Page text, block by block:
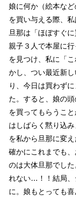
娘に何か（絵本など
を買い与える際、
旦那は「ほぼすぐ
親子３人で本屋に
を見つけ、私に「
かし、つい最近新
り、今日は買わず
た。すると、娘の
を買ってもらうこ
はしばらく黙り込
を私から旦那に変え
確かにこれまでも
のは大体旦那でし
れない…！！結局、
に。娘もとっても